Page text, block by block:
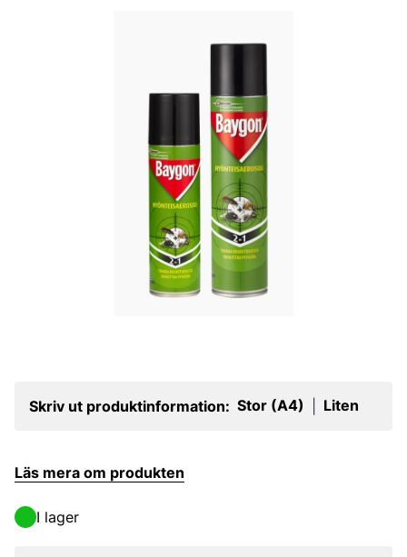
Skriv ut produktinformation: Stor (A4) Liten
Läs mera om produkten
I lager